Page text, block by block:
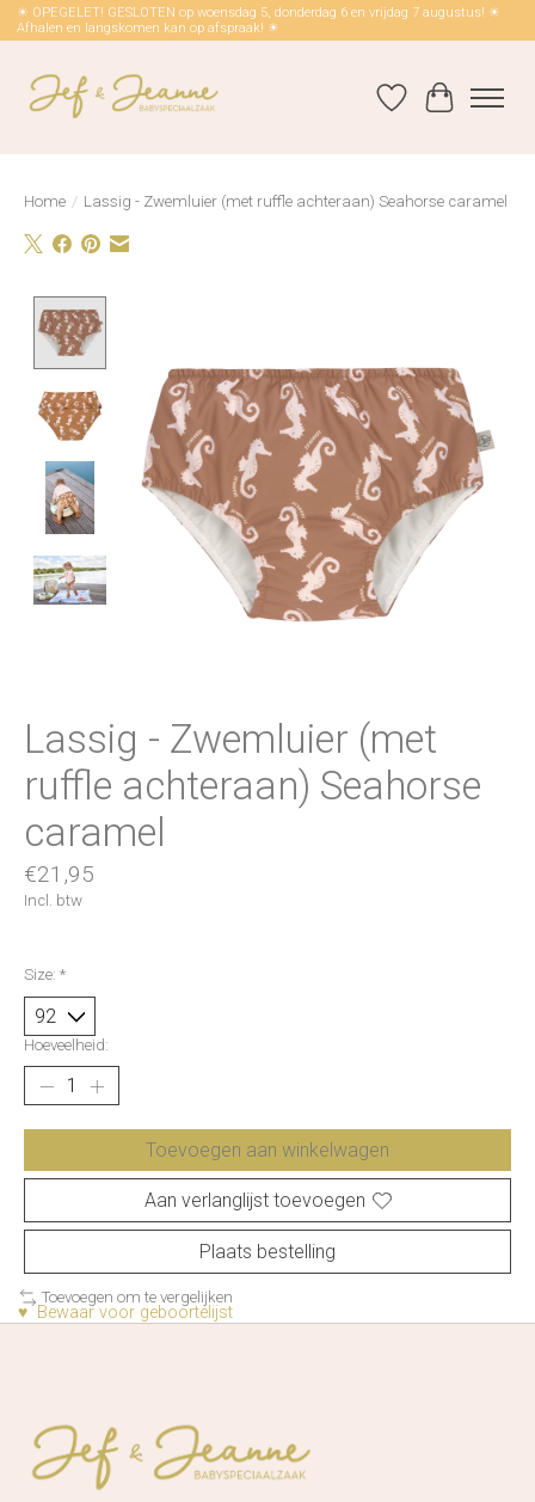
☀ OPEGELET! GESLOTEN op woensdag 5, donderdag 6 en vrijdag 7 augustus! ☀
Afhalen en langskomen kan op afspraak! ☀
Verlanglijst
Home / Lassig - Zwemluier (met ruffle achteraan) Seahorse caramel
Lassig - Zwemluier (met
ruffle achteraan) Seahorse
caramel
€21,95
Incl. btw
Size: *
Hoeveelheid:
Toevoegen aan winkelwagen
Aan verlanglijst toevoegen
Plaats bestelling
Toevoegen om te vergelijken
♥ Bewaar voor geboortelijst